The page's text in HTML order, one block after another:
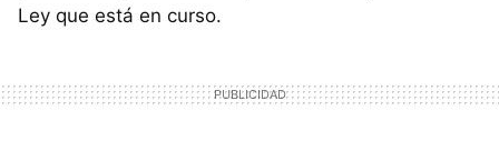
Ley que está en curso.